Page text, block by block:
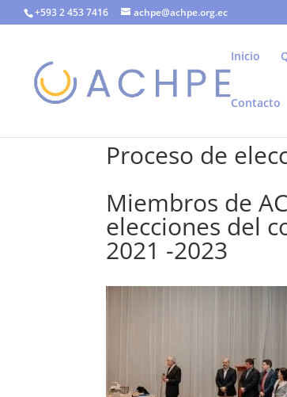
+593 2 453 7416 achpe@achpe.org.ec
Inicio
Contacto
Proceso de
Miembros de
elecciones del
2021 -2023